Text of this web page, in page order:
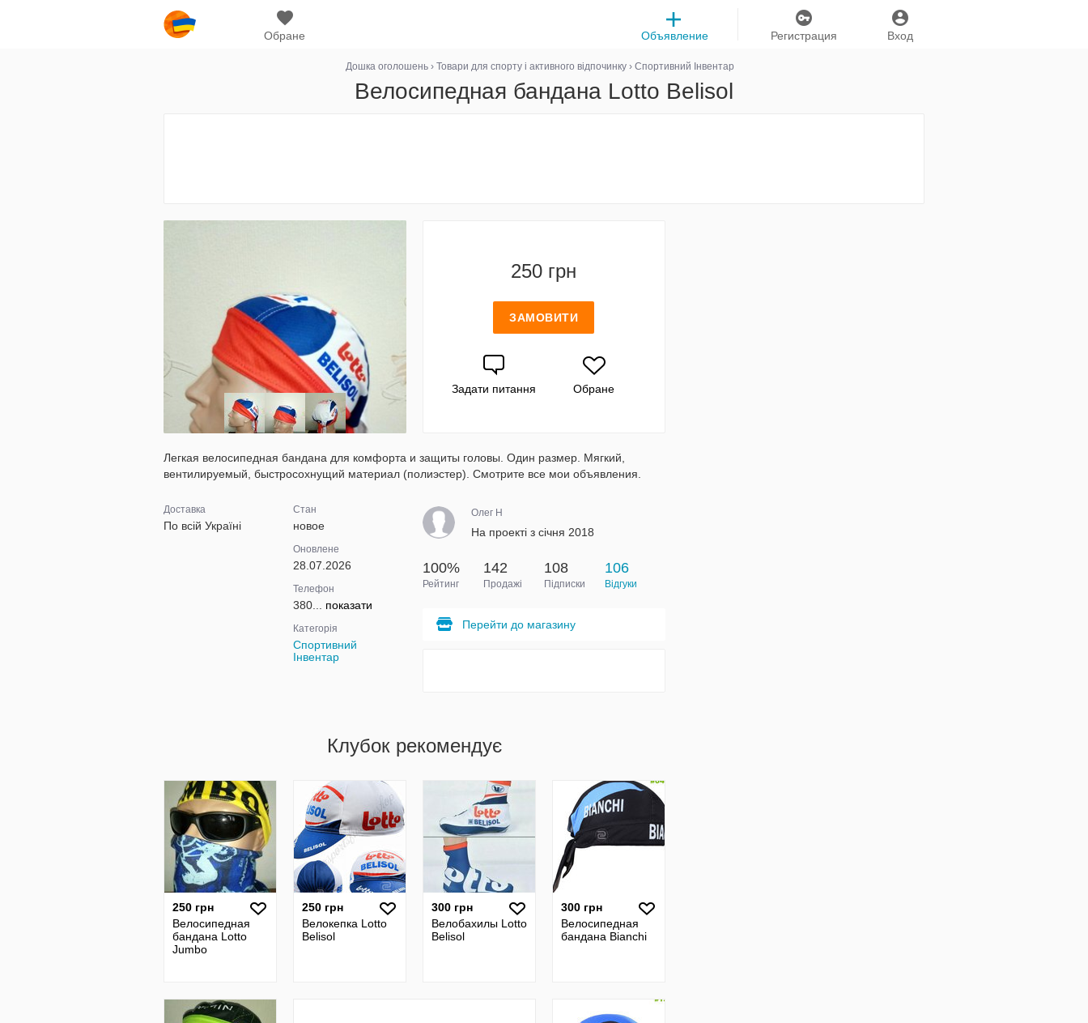
Обране Вход
Регистрация
Объявление
Дошка оголошень › Товари для спорту і активного відпочинку › Спортивний Інвентар
Велосипедная бандана Lotto Belisol
250 грн
ЗАМОВИТИ
Задати питання Обране
Легкая велосипедная бандана для комфорта и защиты головы. Один размер. Мягкий,
вентилируемый, быстросохнущий материал (полиэстер). Смотрите все мои объявления.
Доставка
По всій Україні
Стан
новое
Оновлене
28.07.2026
Телефон
380... показати
Категорія
Спортивний
Інвентар
Олег H
На проекті з січня 2018
100%
Рейтинг
142
Продажі
108
Підписки
106
Відгуки
Перейти до магазину
Клубок рекомендує
250 грн
Велосипедная
бандана Lotto
Jumbo
250 грн
Велокепка Lotto
Belisol
300 грн
Велобахилы Lotto
Belisol
300 грн
Велосипедная
бандана Bianchi